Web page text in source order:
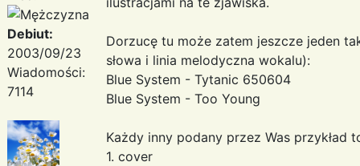
Debiut:
2003/09/23
Wiadomości:
7114
Dorzucę tu może zatem jeszcze jeden
słowa i linia melodyczna wokalu):
Blue System - Tytanic 650604
Blue System - Too Young
Każdy inny podany przez Was przykład
1. cover